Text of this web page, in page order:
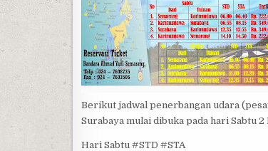
Berikut jadwal penerbangan udara
Surabaya mulai dibuka pada hari Sabtu
Hari Sabtu #STD #STA